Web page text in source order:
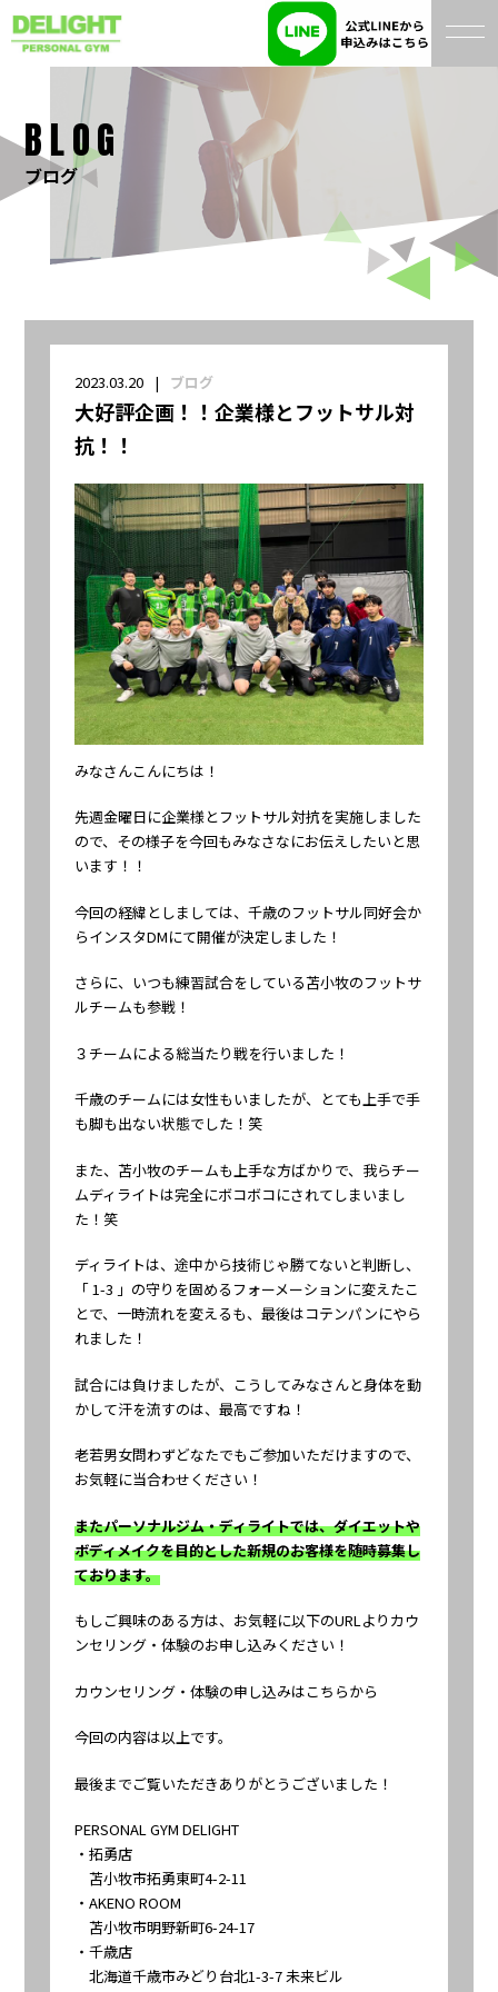
BLOG
ブログ
2023.03.20 ブログ
大好評企画！！企業様とフットサル対
抗！！
みなさんこんにちは！
先週金曜日に企業様とフットサル対抗を実施しました
ので、その様子を今回もみなさなにお伝えしたいと思
います！！
今回の経緯としましては、千歳のフットサル同好会か
らインスタDMにて開催が決定しました！
さらに、いつも練習試合をしている苫小牧のフットサ
ルチームも参戦！
３チームによる総当たり戦を行いました！
千歳のチームには女性もいましたが、とても上手で手
も脚も出ない状態でした！笑
また、苫小牧のチームも上手な方ばかりで、我らチー
ムディライトは完全にボコボコにされてしまいまし
た！笑
ディライトは、途中から技術じゃ勝てないと判断し、
「 1-3 」の守りを固めるフォーメーションに変えたこ
とで、一時流れを変えるも、最後はコテンパンにやら
れました！
試合には負けましたが、こうしてみなさんと身体を動
かして汗を流すのは、最高ですね！
老若男女問わずどなたでもご参加いただけますので、
お気軽に当合わせください！
またパーソナルジム・ディライトでは、ダイエットや
ボディメイクを目的とした新規のお客様を随時募集し
ております。
もしご興味のある方は、お気軽に以下のURLよりカウ
ンセリング・体験のお申し込みください！
カウンセリング・体験の申し込みはこちらから
今回の内容は以上です。
最後までご覧いただきありがとうございました！
PERSONAL GYM DELIGHT
・拓勇店
苫小牧市拓勇東町4-2-11
・AKENO ROOM
苫小牧市明野新町6-24-17
・千歳店
北海道千歳市みどり台北1-3-7 未来ビル